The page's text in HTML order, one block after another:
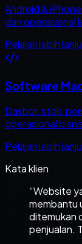
Android &
dan operasional
Pelajari lebih
Software
Dasbor, stok,
operasional
Pelajari lebih
Kata klien
“Website
membantu
ditemukan
penjualan.